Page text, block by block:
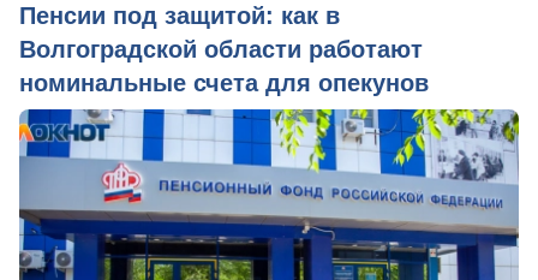
Пенсии под защитой: как в
Волгоградской области работают
номинальные счета для опекунов